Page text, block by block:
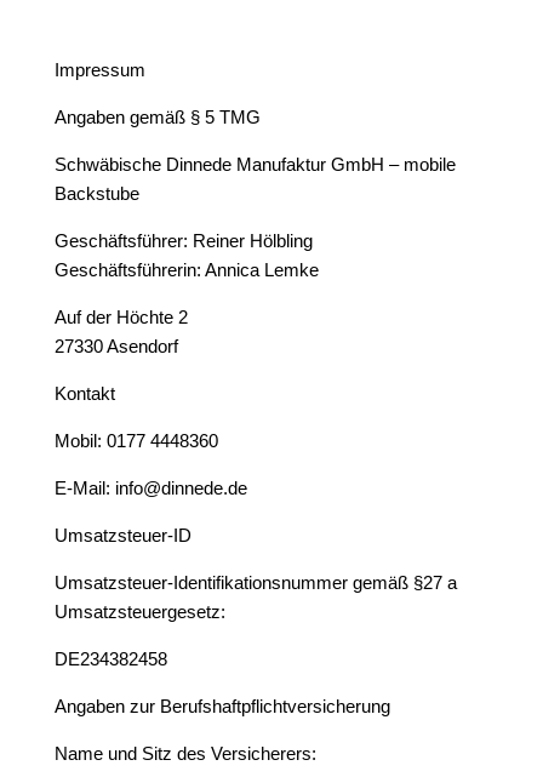
Impressum
Angaben gemäß § 5 TMG
Schwäbische Dinnede Manufaktur GmbH – mobile
Backstube
Geschäftsführer: Reiner Hölbling
Geschäftsführerin: Annica Lemke
Auf der Höchte 2
27330 Asendorf
Kontakt
Mobil: 0177 4448360
E-Mail: info@dinnede.de
Umsatzsteuer-ID
Umsatzsteuer-Identifikationsnummer gemäß §27 a
Umsatzsteuergesetz:
DE234382458
Angaben zur Berufshaftpflichtversicherung
Name und Sitz des Versicherers: